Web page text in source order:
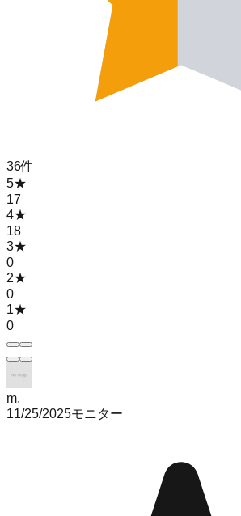
36件
5★
17
4★
18
3★
0
2★
0
1★
0
m.
11/25/2025モニター